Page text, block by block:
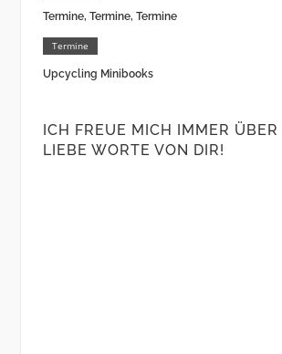
Termine, Termine, Termine
Termine
Upcycling Minibooks
ICH FREUE MICH IMMER ÜBER
LIEBE WORTE VON DIR!